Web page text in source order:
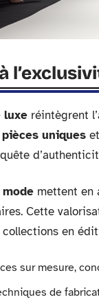
luxe réintègrent
pièces uniques
mettent en
Cette
collections en
sur mesure,
de